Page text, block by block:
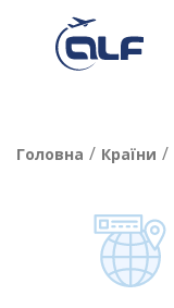
Головна / Країни /